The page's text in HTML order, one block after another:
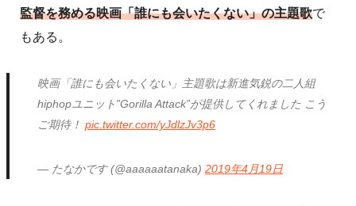
監督を務める映画「誰にも会いたくない」の主題歌で
もある。
映画「誰にも会いたくない」主題歌は新進気鋭の二人組
hiphopユニット”Gorilla Attack”が提供してくれました こう
ご期待！pic.twitter.com/yJdlzJv3p6
— たなかです (@aaaaaatanaka)2019年4月19日